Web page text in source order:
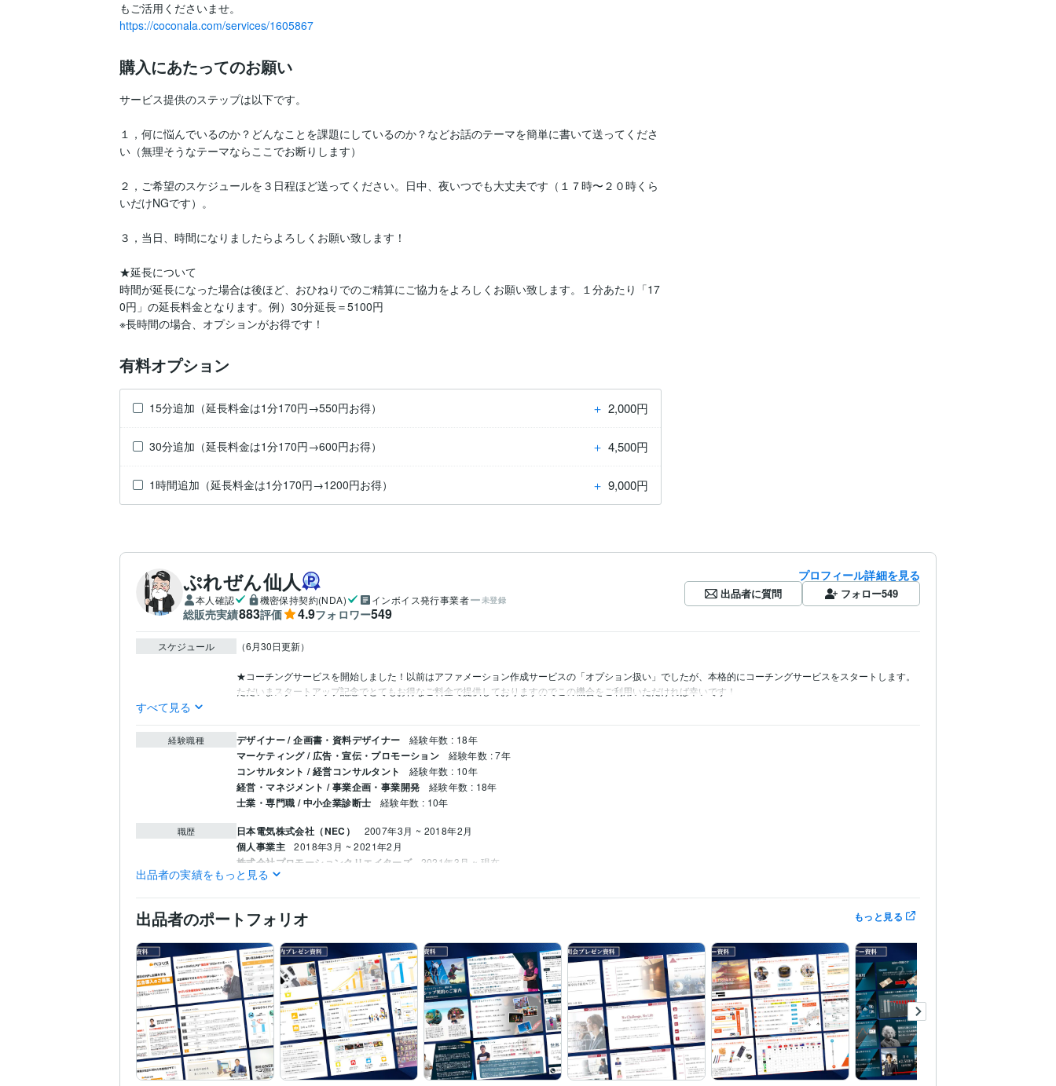
https://coconala.com/services/1605867
購入にあたってのお願い
サービス提供のステップは以下です。
１，何に悩んでいるのか？どんなことを課題にしているのか？などお話のテーマを簡単に書いて送ってくださ
い（無理そうなテーマならここでお断りします）
２，ご希望のスケジュールを３日程ほど送ってください。日中、夜いつでも大丈夫です（１７時〜２０時くら
いだけNGです）。
３，当日、時間になりましたらよろしくお願い致します！
★延長について
時間が延長になった場合は後ほど、おひねりでのご精算にご協力をよろしくお願い致します。１分あたり「17
0円」の延長料金となります。例）30分延長＝5100円
有料オプション
15分追加（延長料金は1分170円→550円お得） ＋ 2,000円
30分追加（延長料金は1分170円→600円お得） ＋ 4,500円
1時間追加（延長料金は1分170円→1200円お得） ＋ 9,000円
ぷれぜん仙人
本人確認 機密保持契約(NDA) インボイス発行事業者 未登録
総販売実績883評価 4.9フォロワー549
プロフィール詳細を見る
出品者に質問 フォロー549
スケジュール （6月30日更新）
★コーチングサービスを開始しました！以前はアファメーション作成サービスの「オプション扱い」でしたが、本格的にコーチングサービスをスタートします。
すべて見る
経験職種 デザイナー / 企画書・資料デザイナー 経験年数 : 18年
マーケティング / 広告・宣伝・プロモーション 経験年数 : 7年
コンサルタント / 経営コンサルタント 経験年数 : 10年
経営・マネジメント / 事業企画・事業開発 経験年数 : 18年
士業・専門職 / 中小企業診断士 経験年数 : 10年
職歴 日本電気株式会社（NEC） 2007年3月 ~ 2018年2月
個人事業主 2018年3月 ~ 2021年2月
株式会社プロモーションクリエイターズ 2021年3月 ~ 現在
ティブツール
得意分野 ビジネス代行・事務代行 プレゼンテーション資料の作成・コンサル コピーライティング/マーケティング
学歴 早稲田大学 2004年3月 ~ 2007年2月
立教大学 2000年3月 ~ 2004年2月
語学力 英語 ビジネスレベル
出品者の実績をもっと見る
出品者のポートフォリオ もっと見る